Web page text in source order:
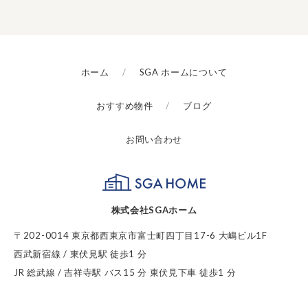
ホーム SGA ホームについて
おすすめ物件 ブログ
お問い合わせ
株式会社SGAホーム
〒202-0014 東京都西東京市富士町四丁目17-6 大嶋ビル1F
西武新宿線 / 東伏見駅 徒歩1 分
JR 総武線 / 吉祥寺駅 バス15 分 東伏見下車 徒歩1 分